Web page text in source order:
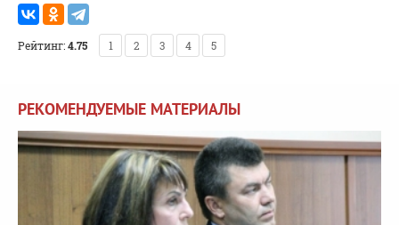
Рейтинг:4.75 1 2 3 4 5
РЕКОМЕНДУЕМЫЕ МАТЕРИАЛЫ